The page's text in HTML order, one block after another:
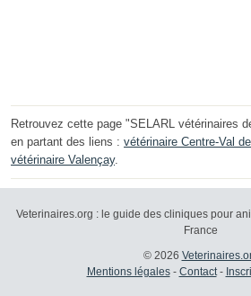
Retrouvez cette page "SELARL vétérinaires
en partant des liens : vétérinaire Centre-Val
vétérinaire Valençay.
Veterinaires.org : le guide des cliniques pour
France
© 2026
Mentions légales- Contact-